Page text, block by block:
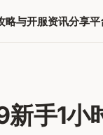
略与开服资讯分享平
手1小